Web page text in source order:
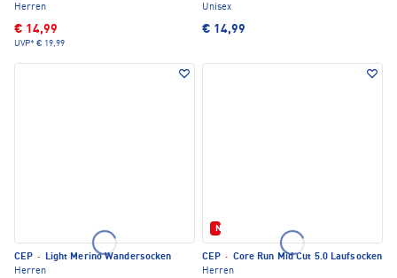
Herren
€ 14,99
UVP* € 19,99
Unisex
€ 14,99
CEP ·
Light Merino Wandersocken
Herren
Neu
CEP · Core Run Mid Cut 5.0 Laufsocken
Herren